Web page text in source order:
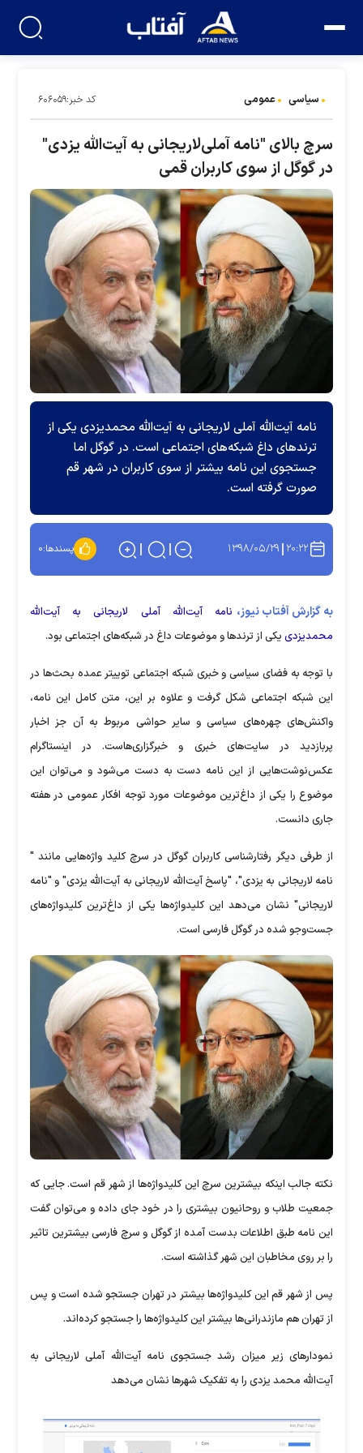
سیاسی عمومی کد خبر:۶۰۶۰۵۹
سرچ بالای "نامه آملی‌لاریجانی به آیت‌الله یزدی"
در گوگل از سوی کاربران قمی
نامه آیت‌الله آملی لاریجانی به آیت‌الله محمدیزدی یکی از
ترندهای داغ شبکه‌های اجتماعی است. در گوگل اما
جستجوی این نامه بیشتر از سوی کاربران در شهر قم
صورت گرفته است.
۲۰:۲۲ ۱۳۹۸/۰۵/۲۹ پسندها:۰
به گزارش آفتاب نیوز، نامه آیت‌الله آملی لاریجانی به آیت‌الله
محمدیزدی یکی از ترندها و موضوعات داغ در شبکه‌های اجتماعی بود.
با توجه به فضای سیاسی و خبری شبکه اجتماعی توییتر عمده بحث‌ها در
این شبکه اجتماعی شکل گرفت و علاوه بر این، متن کامل این نامه،
واکنش‌های چهره‌های سیاسی و سایر حواشی مربوط به آن جز اخبار
پربازدید در سایت‌های خبری و خبرگزاری‌هاست. در اینستاگرام
عکس‌نوشت‌هایی از این نامه دست به دست می‌شود و می‌توان این
موضوع را یکی از داغ‌ترین موضوعات مورد توجه افکار عمومی در هفته
جاری دانست.
از طرفی دیگر رفتارشناسی کاربران گوگل در سرچ کلید واژه‌هایی مانند "
نامه لاریجانی به یزدی"، "پاسخ آیت‌الله لاریجانی به آیت‌الله یزدی" و "نامه
لاریجانی" نشان می‌دهد این کلیدواژه‌ها یکی از داغ‌ترین کلیدواژه‌های
جست‌وجو شده در گوگل فارسی است.
نکته جالب اینکه بیشترین سرچ این کلیدواژه‌ها از شهر قم است. جایی که
جمعیت طلاب و روحانیون بیشتری را در خود جای داده و می‌توان گفت
این نامه طبق اطلاعات بدست آمده از گوگل و سرچ فارسی بیشترین تاثیر
را بر روی مخاطبان این شهر گذاشته است.
پس از شهر قم این کلیدواژه‌ها بیشتر در تهران جستجو شده است و پس
از تهران هم مازندرانی‌ها بیشتر این کلیدواژه‌ها را جستجو کرده‌اند.
نمودارهای زیر میزان رشد جستجوی نامه آیت‌الله آملی لاریجانی به
آیت‌الله محمد یزدی را به تفکیک شهرها نشان می‌دهد